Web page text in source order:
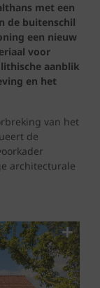
met een
de buitenschil
een nieuw
voor
aanblik
en het
van het
de
architecturale